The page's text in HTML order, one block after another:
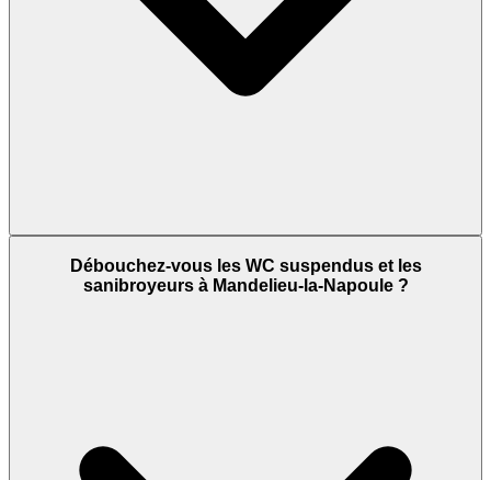
Débouchez-vous les WC suspendus et les
sanibroyeurs à Mandelieu-la-Napoule ?